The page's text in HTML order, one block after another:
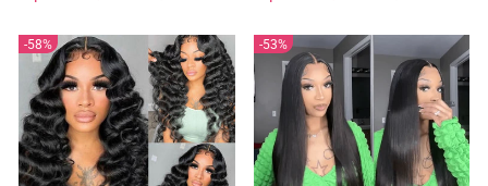
régulier
réduit régulier
réduit
58% 53%